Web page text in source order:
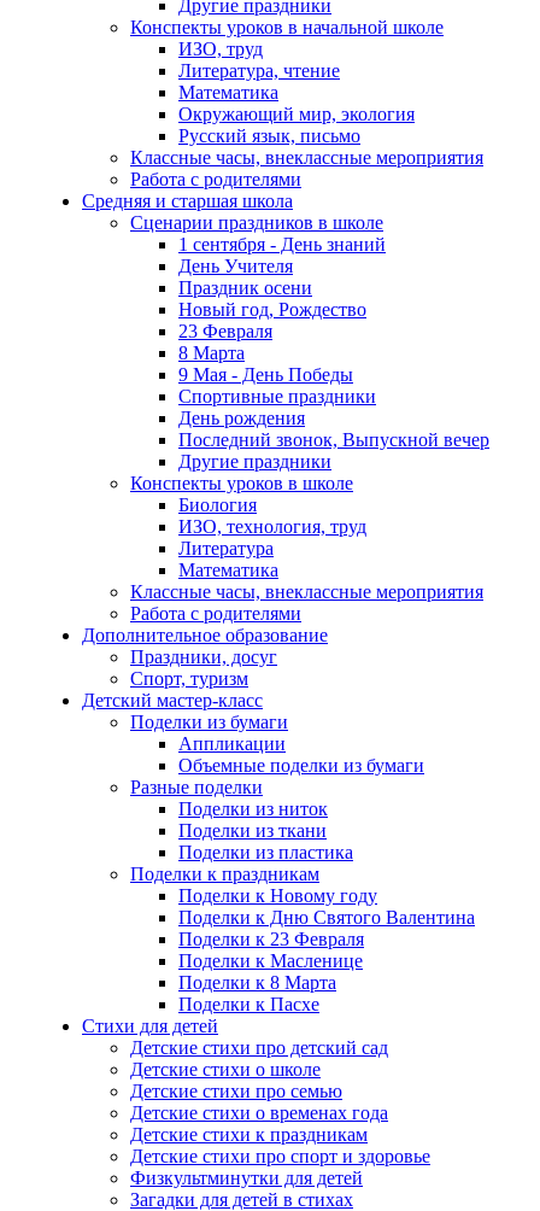
Другие праздники
Конспекты уроков в начальной школе
ИЗО, труд
Литература, чтение
Математика
Окружающий мир, экология
Русский язык, письмо
Классные часы, внеклассные мероприятия
Работа с родителями
Средняя и старшая школа
Сценарии праздников в школе
1 сентября - День знаний
День Учителя
Праздник осени
Новый год, Рождество
23 Февраля
8 Марта
9 Мая - День Победы
Спортивные праздники
День рождения
Последний звонок, Выпускной вечер
Другие праздники
Конспекты уроков в школе
Биология
ИЗО, технология, труд
Литература
Математика
Классные часы, внеклассные мероприятия
Работа с родителями
Дополнительное образование
Праздники, досуг
Спорт, туризм
Детский мастер-класс
Поделки из бумаги
Аппликации
Объемные поделки из бумаги
Разные поделки
Поделки из ниток
Поделки из ткани
Поделки из пластика
Поделки к праздникам
Поделки к Новому году
Поделки к Дню Святого Валентина
Поделки к 23 Февраля
Поделки к Масленице
Поделки к 8 Марта
Поделки к Пасхе
Стихи для детей
Детские стихи про детский сад
Детские стихи о школе
Детские стихи про семью
Детские стихи о временах года
Детские стихи к праздникам
Детские стихи про спорт и здоровье
Физкультминутки для детей
Загадки для детей в стихах